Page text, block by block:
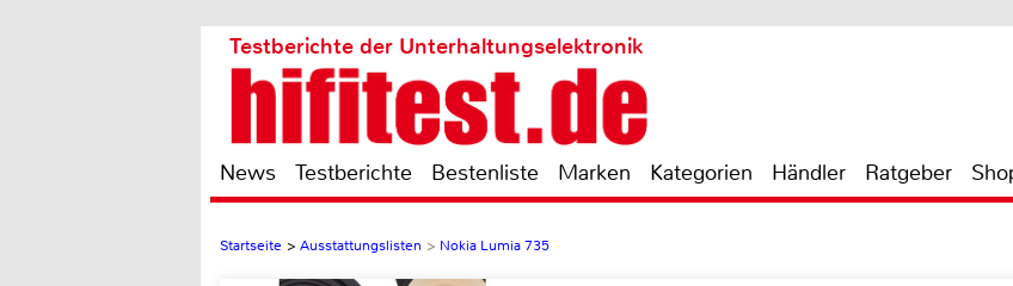
Testberichte der Unterhaltungselektronik
News Testberichte Bestenliste Marken Kategorien Händler Ratgeber
Startseite > Ausstattungslisten > Nokia Lumia 735